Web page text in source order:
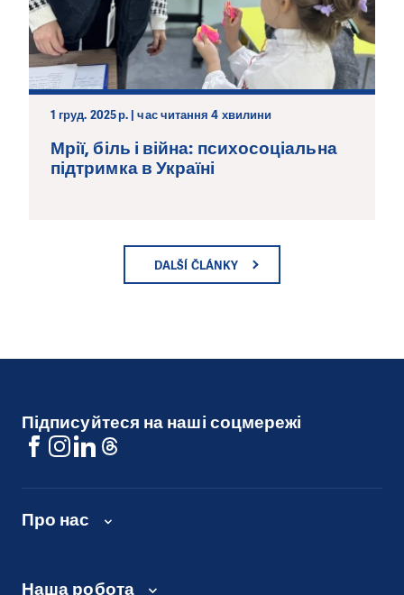
1 груд. 2025 р. | час читання 4 хвилини
Мрії, біль і війна: психосоціальна
підтримка в Україні
DALŠÍ ČLÁNKY
Підписуйтеся на наші соцмережі
Про нас
Наша робота